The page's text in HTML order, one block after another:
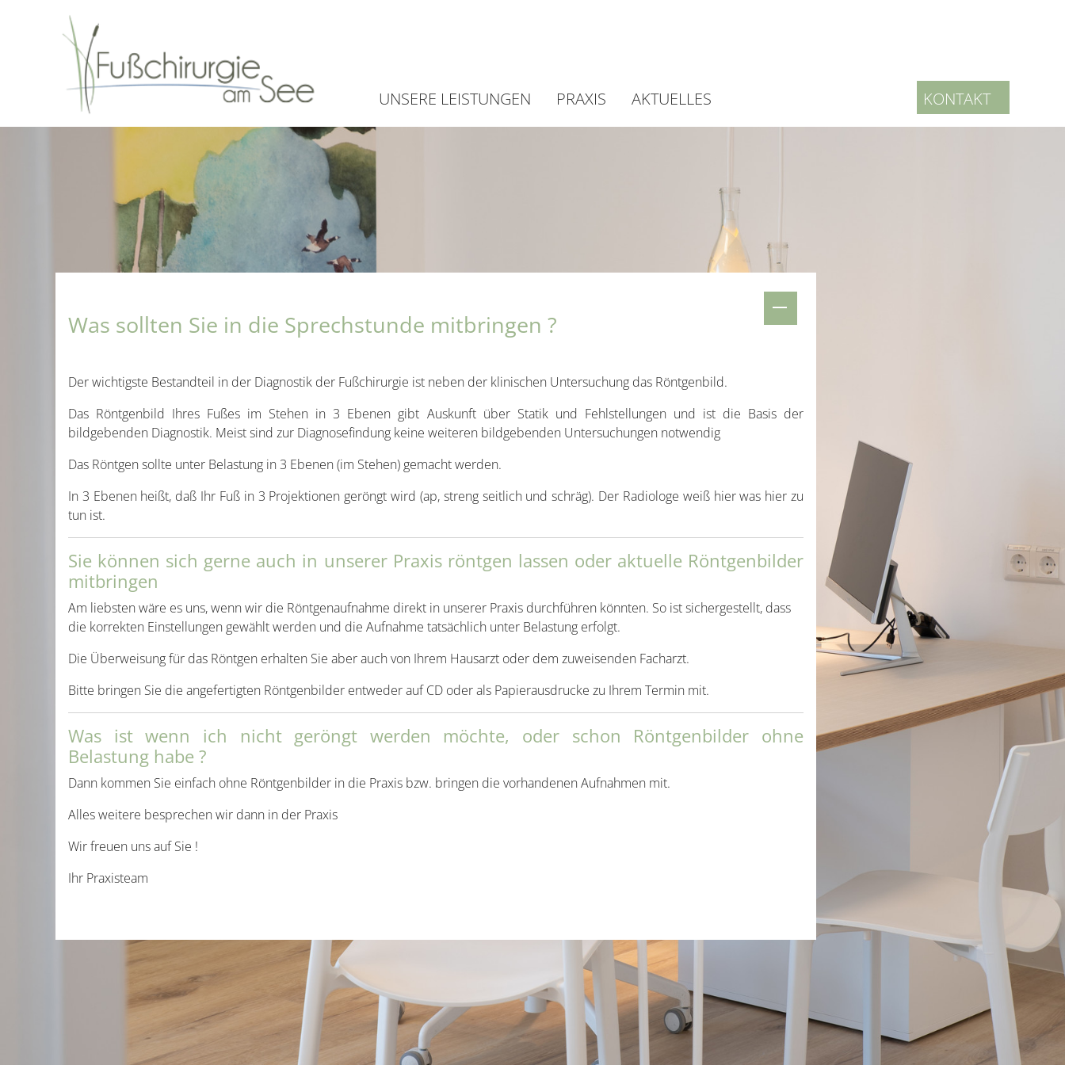
UNSERE LEISTUNGEN PRAXIS
Was sollten Sie in die Sprechstunde mitbringen ?
AKTUELLES KONTAKT
Was sollten Sie in die Sprechstunde mitbringen ?
Der wichtigste Bestandteil in der Diagnostik der Fußchirurgie ist neben der klinischen Untersuchung das Röntgenbild.
Das Röntgenbild Ihres Fußes im Stehen in 3 Ebenen gibt Auskunft über Statik und Fehlstellungen und ist die Basis der
bildgebenden Diagnostik. Meist sind zur Diagnosefindung keine weiteren bildgebenden Untersuchungen notwendig
Das Röntgen sollte unter Belastung in 3 Ebenen (im Stehen) gemacht werden.
In 3 Ebenen heißt, daß Ihr Fuß in 3 Projektionen geröngt wird (ap, streng seitlich und schräg). Der Radiologe weiß hier was hier zu
tun ist.
Sie können sich gerne auch in unserer Praxis röntgen lassen oder aktuelle Röntgenbilder
mitbringen
Am liebsten wäre es uns, wenn wir die Röntgenaufnahme direkt in unserer Praxis durchführen könnten. So ist sichergestellt, dass
die korrekten Einstellungen gewählt werden und die Aufnahme tatsächlich unter Belastung erfolgt.
Die Überweisung für das Röntgen erhalten Sie aber auch von Ihrem Hausarzt oder dem zuweisenden Facharzt.
Bitte bringen Sie die angefertigten Röntgenbilder entweder auf CD oder als Papierausdrucke zu Ihrem Termin mit.
Was ist wenn ich nicht geröngt werden möchte, oder schon Röntgenbilder ohne
Belastung habe ?
Dann kommen Sie einfach ohne Röntgenbilder in die Praxis bzw. bringen die vorhandenen Aufnahmen mit.
Alles weitere besprechen wir dann in der Praxis
Wir freuen uns auf Sie !
Ihr Praxisteam